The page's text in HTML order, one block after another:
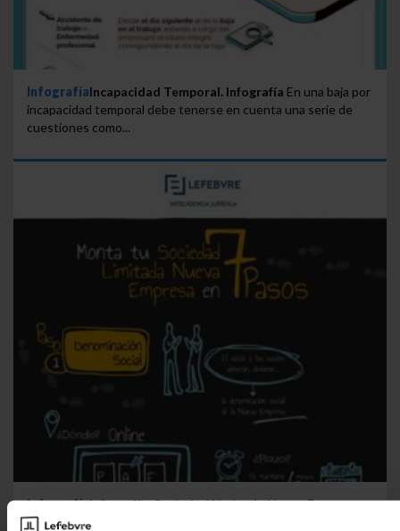
InfografíaIncapacidad Temporal. Infografía En una baja por
incapacidad temporal debe tenerse en cuenta una serie de
cuestiones como...
InfografíaInfografía: Sociedad Limitada Nueva Empresa
en siete pasos